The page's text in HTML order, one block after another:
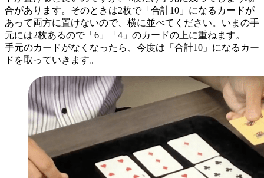
合があります。そのときは2枚で「合計10」になるカードが
あって両方に置けないので、横に並べてください。いまの手
元には2枚あるので「6」「4」のカードの上に重ねます。
手元のカードがなくなったら、今度は「合計10」になるカー
ドを取っていきます。